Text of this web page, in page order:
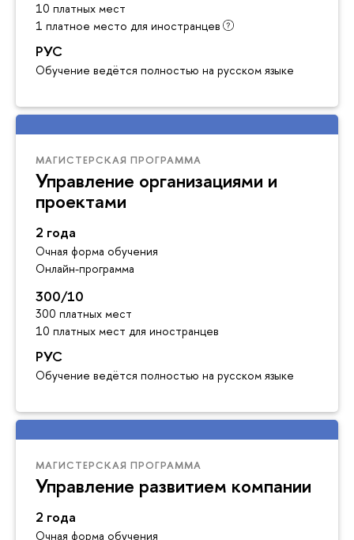
10 платных мест
1 платное место для иностранцев
РУС
Обучение ведётся полностью на русском языке
МАГИСТЕРСКАЯ ПРОГРАММА
Управление организациями и
проектами
2 года
Очная форма обучения
Онлайн-программа
300/10
300 платных мест
10 платных мест для иностранцев
РУС
Обучение ведётся полностью на русском языке
МАГИСТЕРСКАЯ ПРОГРАММА
Управление развитием компании
2 года
Очная форма обучения